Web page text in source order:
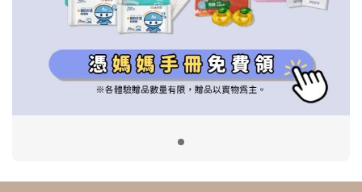
信誼基金會
2022信誼年度報告
2023信誼年度報告
2024信誼年度報告
附設幼兒園
小袋鼠幼師網